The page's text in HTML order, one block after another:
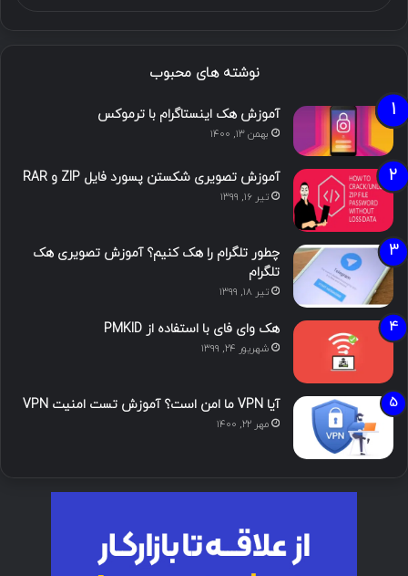
نوشته های محبوب
آموزش هک اینستاگرام با ترموکس
بهمن ۱۳, ۱۴۰۰
آموزش تصویری شکستن پسورد فایل ZIP و RAR
تیر ۱۶, ۱۳۹۹
چطور تلگرام را هک کنیم؟ آموزش تصویری هک
تلگرام
تیر ۱۸, ۱۳۹۹
هک وای فای با استفاده از PMKID
شهریور ۲۴, ۱۳۹۹
آیا VPN ما امن است؟ آموزش تست امنیت VPN
مهر ۲۲, ۱۴۰۰